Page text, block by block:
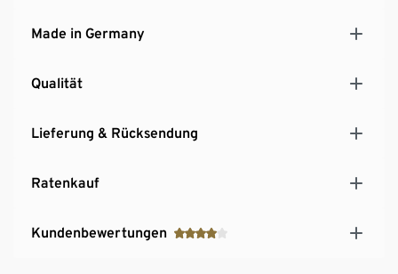
Made in Germany
Qualität
Lieferung & Rücksendung
Ratenkauf
Kundenbewertungen